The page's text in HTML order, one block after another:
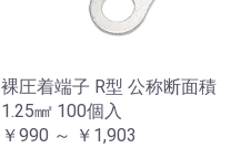
裸圧着端子 R型 公称断面積
1.25㎟ 100個入
￥990 ～ ￥1,903